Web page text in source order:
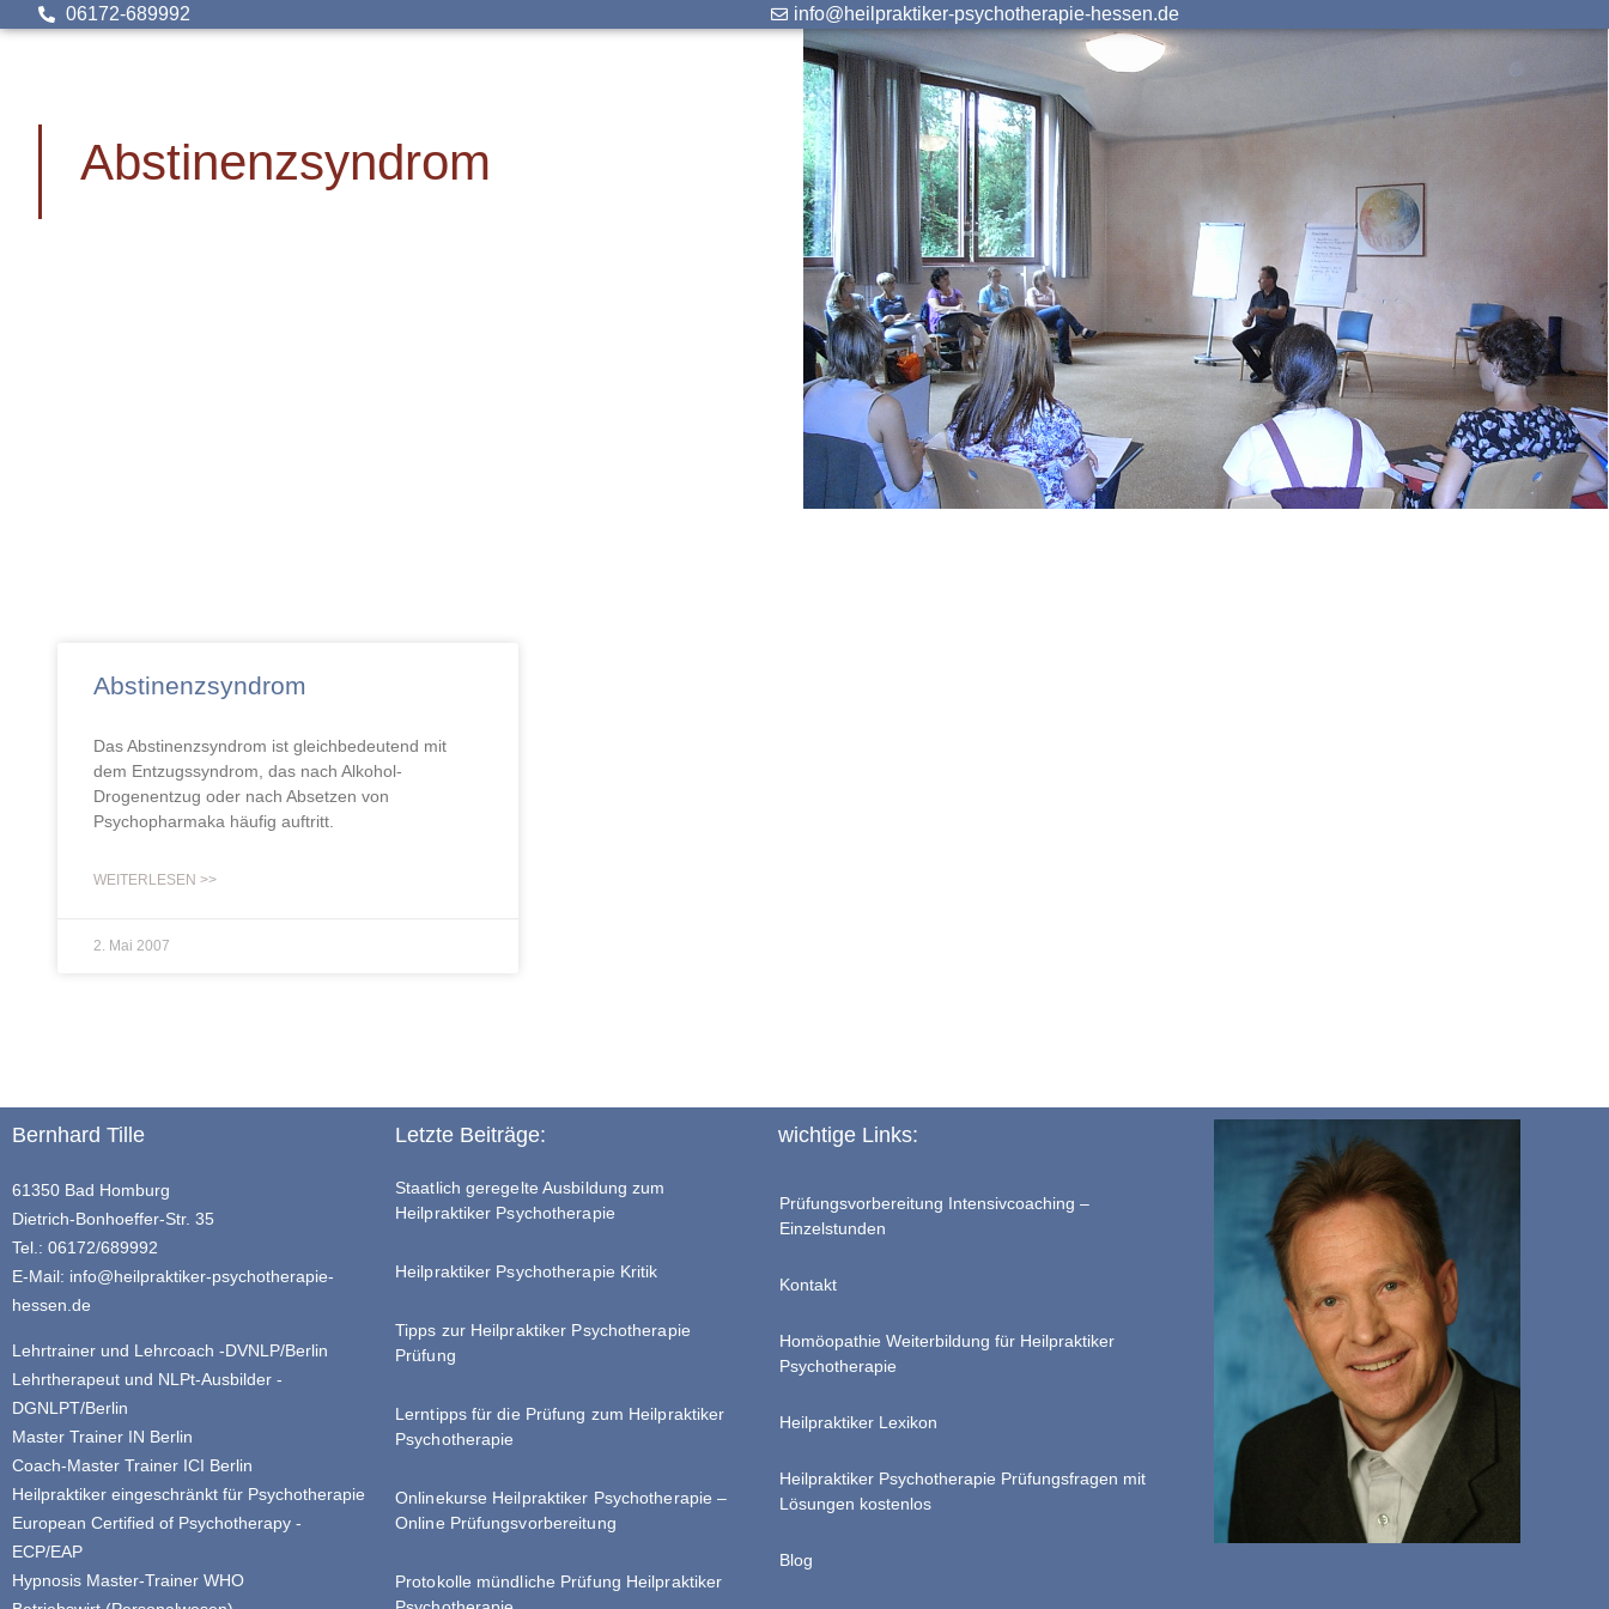
06172-689992 info@heilpraktiker-psychotherapie-hessen.de
Abstinenzsyndrom
Abstinenzsyndrom
Das Abstinenzsyndrom ist gleichbedeutend mit
dem Entzugssyndrom, das nach Alkohol-
Drogenentzug oder nach Absetzen von
Psychopharmaka häufig auftritt.
WEITERLESEN >>
2. Mai 2007
Bernhard Tille
61350 Bad Homburg
Dietrich-Bonhoeffer-Str. 35
Tel.: 06172/689992
E-Mail: info@heilpraktiker-psychotherapie-
hessen.de
Lehrtrainer und Lehrcoach -DVNLP/Berlin
Lehrtherapeut und NLPt-Ausbilder -
DGNLPT/Berlin
Master Trainer IN Berlin
Coach-Master Trainer ICI Berlin
Heilpraktiker eingeschränkt für Psychotherapie
European Certified of Psychotherapy -
ECP/EAP
Hypnosis Master-Trainer WHO
Letzte Beiträge:
Staatlich geregelte Ausbildung zum
Heilpraktiker Psychotherapie
Heilpraktiker Psychotherapie Kritik
Tipps zur Heilpraktiker Psychotherapie
Prüfung
Lerntipps für die Prüfung zum Heilpraktiker
Psychotherapie
Onlinekurse Heilpraktiker Psychotherapie –
Online Prüfungsvorbereitung
Protokolle mündliche Prüfung Heilpraktiker
wichtige Links:
Prüfungsvorbereitung Intensivcoaching –
Einzelstunden
Kontakt
Homöopathie Weiterbildung für Heilpraktiker
Psychotherapie
Heilpraktiker Lexikon
Heilpraktiker Psychotherapie Prüfungsfragen mit
Lösungen kostenlos
Blog